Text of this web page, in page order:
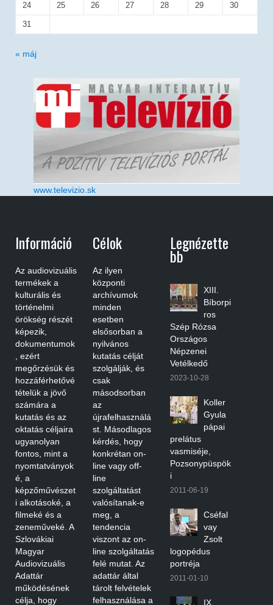
24 25 26 27 28 29 30
31
« máj
www.televizio.sk
Információ
Az audiovizuális
termékek a
kulturális és
történelmi
örökség részét
képezik,
dokumentumok
, ezért
megőrzésük és
hozzáférhetővé
tételük a jövő
számára a
kutatás és az
oktatás céljaira
ugyanolyan
fontos, mint a
nyomtatványok
é, a
képzőművészet
i alkotásoké, a
filmeké és a
zeneműveké. A
Szlovákiai
Magyar
Audiovizuális
Adattár
működésének
célja, hogy
Célok
Az ilyen
központi
archívumok
minden
esetben
elsősorban a
nyilvános
kutatás célját
szolgálják, és
csak
másodsorban
az
újrafelhasználá
st. Másodlagos
kérdés, hogy
konkrétan on-
line vagy off-
line
szolgáltatást
valósítanak-e
meg, a
tendencia
viszont az on-
line szolgáltatás
felé mutat. Az
adattár által
tárolt felvételek
felhasználása a
Legnézette
Bb
XIII.
Bíborpi
ros
Szép Rózsa
Országos
Népzenei
Vetélkedő
2023-10-28
Koller
Gyula
pápai
prelátus
vasmiséje,
Pozsonypüspök
i
2011-06-19
Cséfal
vay
Zsolt
logopédus
portréja
2011-01-10
IX.